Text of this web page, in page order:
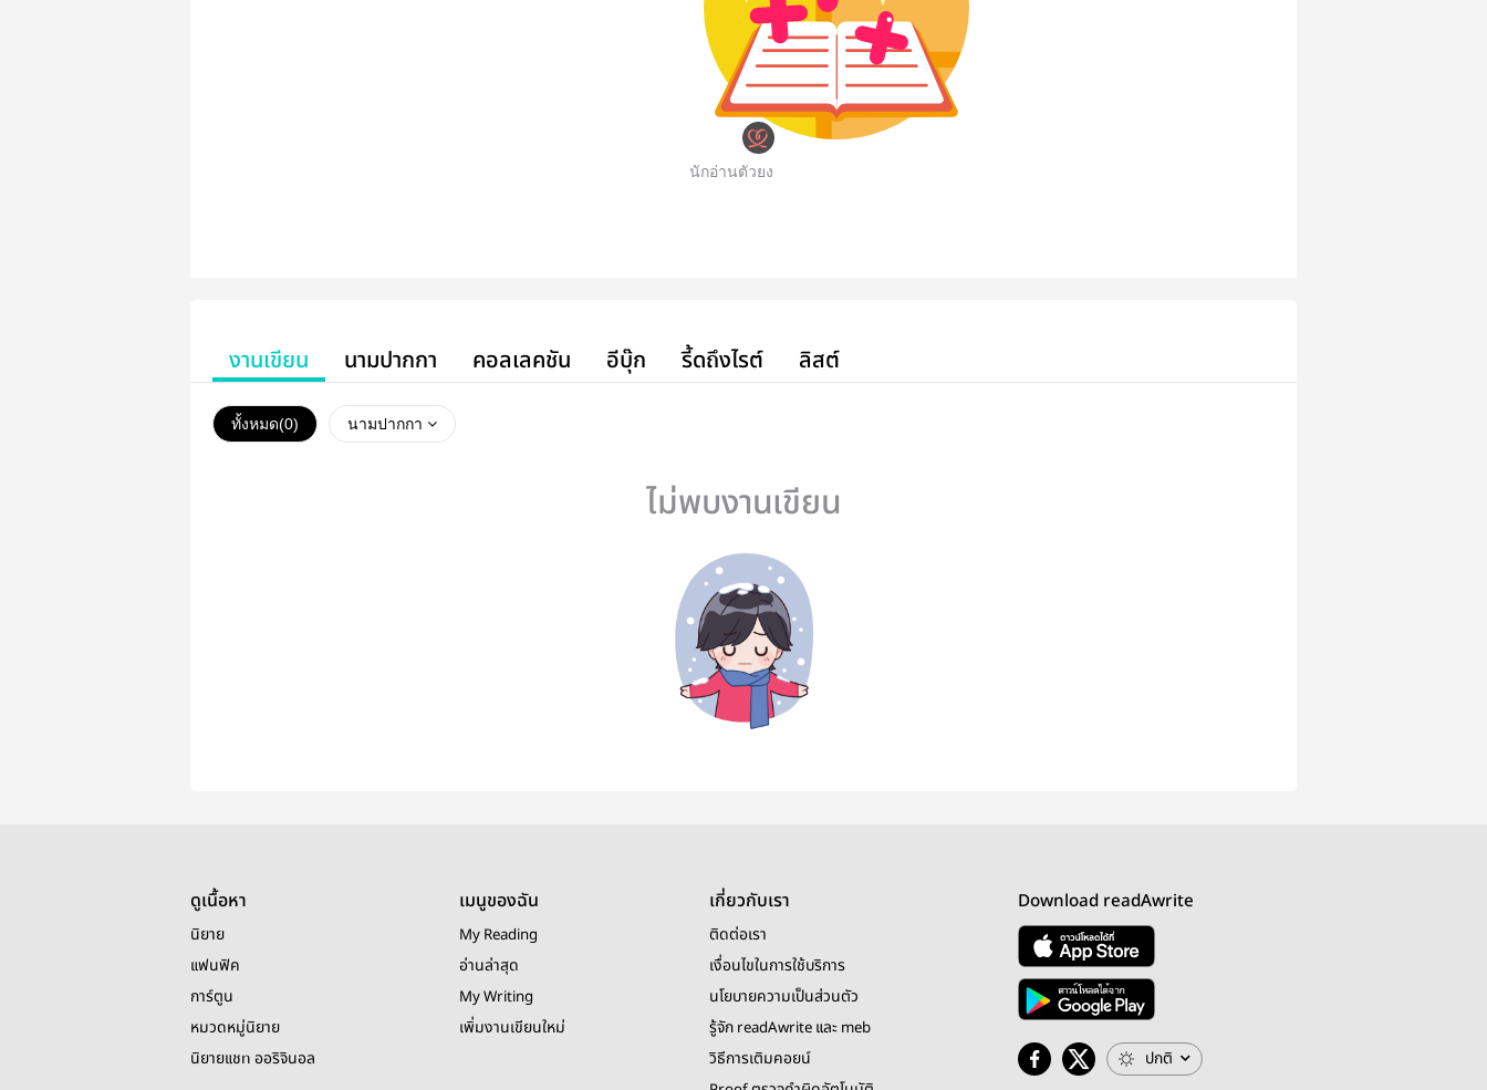
นักอ่านตัวยง
งานเขียน นามปากกา คอลเลคชัน อีบุ๊ก รี้ดถึงไรต์ ลิสต์
ทั้งหมด(0) นามปากกา
ไม่พบงานเขียน
ดูเนื้อหา
นิยาย
แฟนฟิค
การ์ตูน
หมวดหมู่นิยาย
นิยายแชท ออริจินอล
เมนูของฉัน
My Reading
อ่านล่าสุด
My Writing
เพิ่มงานเขียนใหม่
เกี่ยวกับเรา
ติดต่อเรา
เงื่อนไขในการใช้บริการ
นโยบายความเป็นส่วนตัว
รู้จัก readAwrite และ meb
วิธีการเติมคอยน์
Download readAwrite
ปกติ